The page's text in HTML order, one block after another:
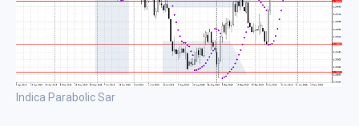
Indica Parabolic Sar